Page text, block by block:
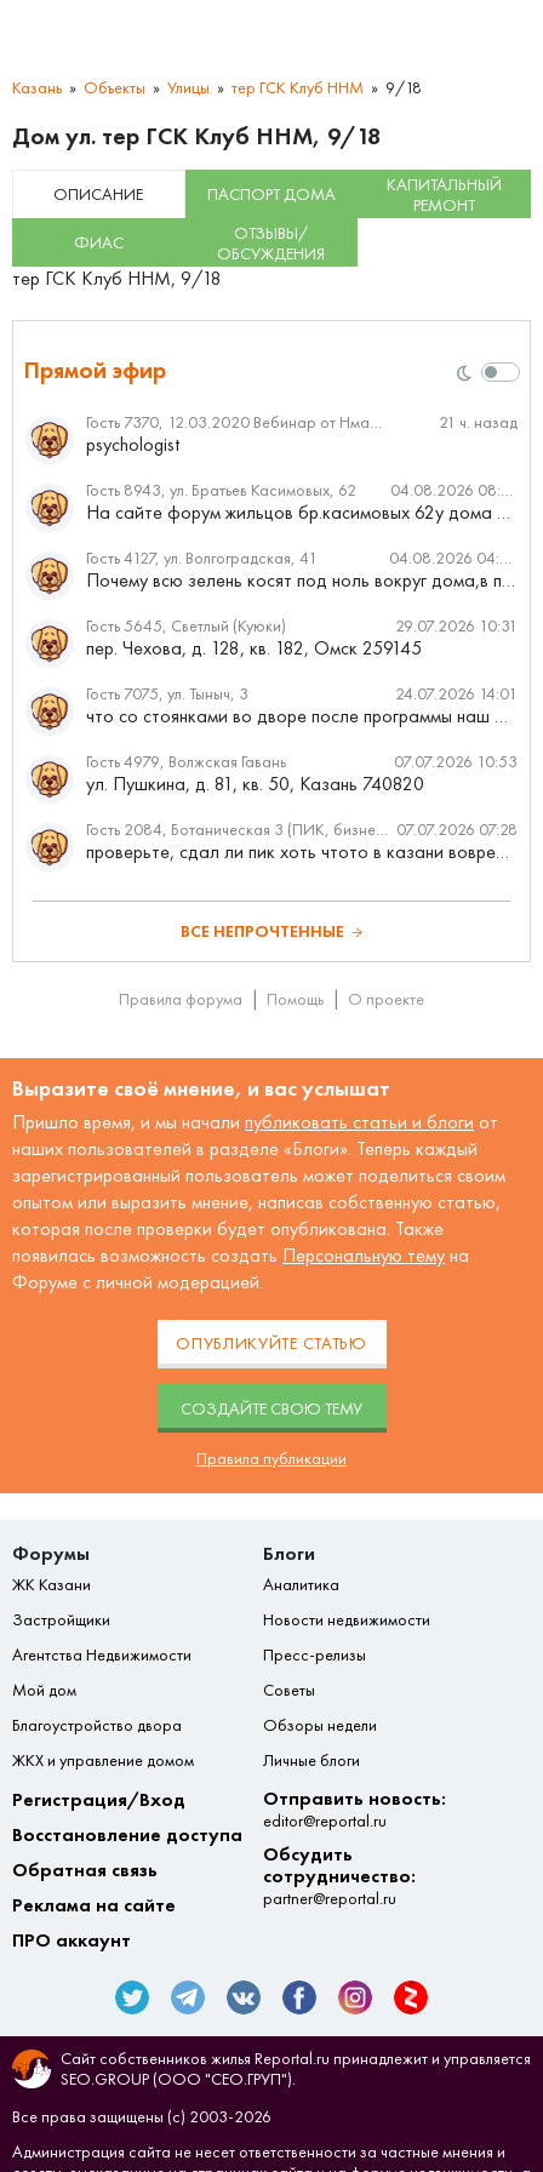
Казань Объекты Улицы тер ГСК Клуб ННМ 9/18
Дом ул. тер ГСК Клуб ННМ, 9/18
ОПИСАНИЕ ПАСПОРТ ДОМА
КАПИТАЛЬНЫЙ
РЕМОНТ
ФИАС
ОТЗЫВЫ/
ОБСУЖДЕНИЯ
тер ГСК Клуб ННМ, 9/18
Прямой эфир
Гость 7370, 12.03.2020 Вебинар от Нмаркет.ПРО: «Актуальное об ипотеке: что нужно знать» 21 ч. назад
psychologist
Гость 8943, ул. Братьев Касимовых, 62 04.08.2026 08:34
На сайте форум жильцов бр.касимовых 62у дома растут красивые...
Гость 4127, ул. Волгоградская, 41 04.08.2026 04:46
Почему всю зелень косят под ноль вокруг дома,в полисадниках....
Гость 5645, Светлый (Куюки) 29.07.2026 10:31
пер. Чехова, д. 128, кв. 182, Омск 259145
Гость 7075, ул. Тыныч, 3 24.07.2026 14:01
что со стоянками во дворе после программы наш двор
Гость 4979, Волжская Гавань 07.07.2026 10:53
ул. Пушкина, д. 81, кв. 50, Казань 740820
Гость 2084, Ботаническая 3 (ПИК, бизнес-класс) 07.07.2026 07:28
проверьте, сдал ли пик хоть чтото в казани вовремя?
ВСЕ НЕПРОЧТЕННЫЕ
Правила форума Помощь О проекте
Выразите своё мнение, и вас услышат
Пришло время, и мы начали публиковать статьи и блоги от
наших пользователей в разделе «Блоги». Теперь каждый
зарегистрированный пользователь может поделиться своим
опытом или выразить мнение, написав собственную статью,
которая после проверки будет опубликована. Также
появилась возможность создать Персональную тему на
Форуме с личной модерацией.
ОПУБЛИКУЙТЕ СТАТЬЮ
CОЗДАЙТЕ СВОЮ ТЕМУ
Правила публикации
Форумы
ЖК Казани
Застройщики
Агентства Недвижимости
Мой дом
Благоустройство двора
ЖКХ и управление домом
Блоги
Аналитика
Новости недвижимости
Пресс-релизы
Советы
Обзоры недели
Личные блоги
Регистрация/Вход
Восстановление доступа
Обратная связь
Реклама на сайте
ПРО аккаунт
Отправить новость:
editor@reportal.ru
Обсудить
сотрудничество:
partner@reportal.ru
Сайт собственников жилья Reportal.ru принадлежит и управляется
SEO.GROUP (ООО "СЕО.ГРУП").
Все права защищены (с) 2003-2026
Администрация сайта не несет ответственности за частные мнения и